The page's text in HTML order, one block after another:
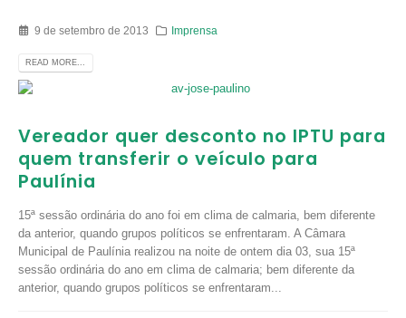
9 de setembro de 2013 Imprensa
READ MORE...
Vereador quer desconto no IPTU para
quem transferir o veículo para
Paulínia
15ª sessão ordinária do ano foi em clima de calmaria, bem diferente
da anterior, quando grupos políticos se enfrentaram. A Câmara
Municipal de Paulínia realizou na noite de ontem dia 03, sua 15ª
sessão ordinária do ano em clima de calmaria; bem diferente da
anterior, quando grupos políticos se enfrentaram...